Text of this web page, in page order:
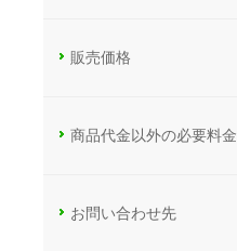
販売価格
商品代金以外の必要料金
お問い合わせ先